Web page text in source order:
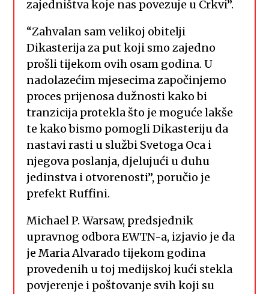
zajedništva koje nas povezuje u Crkvi”.
“Zahvalan sam velikoj obitelji
Dikasterija za put koji smo zajedno
prošli tijekom ovih osam godina. U
nadolazećim mjesecima započinjemo
proces prijenosa dužnosti kako bi
tranzicija protekla što je moguće lakše
te kako bismo pomogli Dikasteriju da
nastavi rasti u službi Svetoga Oca i
njegova poslanja, djelujući u duhu
jedinstva i otvorenosti”, poručio je
prefekt Ruffini.
Michael P. Warsaw, predsjednik
upravnog odbora EWTN-a, izjavio je da
je Maria Alvarado tijekom godina
provedenih u toj medijskoj kući stekla
povjerenje i poštovanje svih koji su